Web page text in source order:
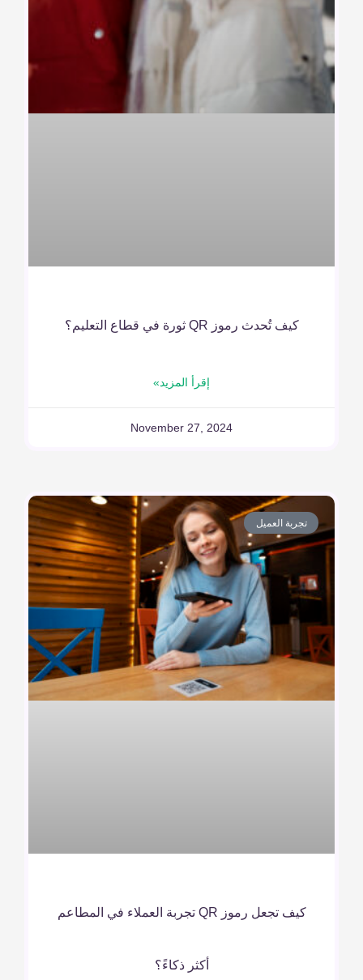
كيف تُحدث رموز QR ثورة في قطاع التعليم؟
إقرأ المزيد»
November 27, 2024
تجربة العميل
كيف تجعل رموز QR تجربة العملاء في المطاعم
أكثر ذكاءً؟